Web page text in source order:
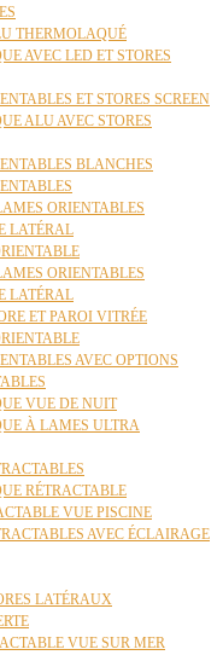
THERMOLAQUÉ
AVEC LED ET STORES
ET STORES SCREEN
ALU AVEC STORES
BLANCHES
ORIENTABLES
LATÉRAL
ORIENTABLES
LATÉRAL
ET PAROI VITRÉE
AVEC OPTIONS
VUE DE NUIT
À LAMES ULTRA
RÉTRACTABLE
VUE PISCINE
AVEC ÉCLAIRAGE
LATÉRAUX
VUE SUR MER